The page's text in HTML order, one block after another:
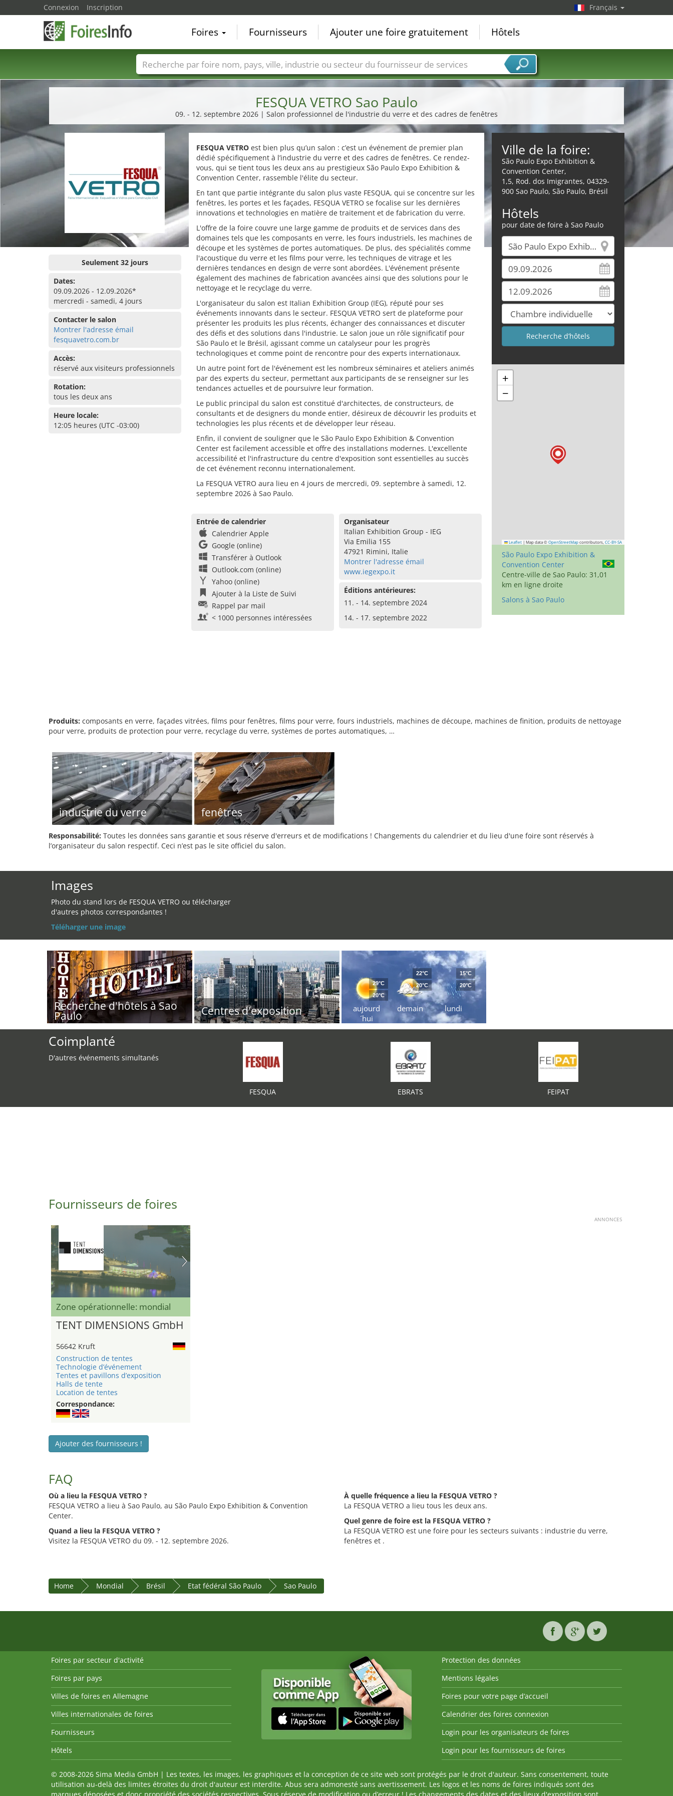
FESQUA VETRO Sao Paulo
09. - 12. septembre 2026 | Salon professionnel de l'industrie du verre et des cadres de fenêtres
Seulement 32 jours
Dates:
09.09.2026 - 12.09.2026*
mercredi - samedi, 4 jours
Contacter le salon
Montrer l'adresse émail
fesquavetro.com.br
Accès:
réservé aux visiteurs professionnels
Rotation:
tous les deux ans
Heure locale:
12:05 heures (UTC -03:00)
FESQUA VETROest bien plus qu’un salon : c’est un événement de premier plan
dédié spécifiquement à l’industrie du verre et des cadres de fenêtres. Ce rendez-
vous, qui se tient tous les deux ans au prestigieux São Paulo Expo Exhibition &
Convention Center, rassemble l'élite du secteur.
En tant que partie intégrante du salon plus vaste FESQUA, qui se concentre sur les
fenêtres, les portes et les façades, FESQUA VETRO se focalise sur les dernières
innovations et technologies en matière de traitement et de fabrication du verre.
L'offre de la foire couvre une large gamme de produits et de services dans des
domaines tels que les composants en verre, les fours industriels, les machines de
découpe et les systèmes de portes automatiques. De plus, des spécialités comme
l'acoustique du verre et les films pour verre, les techniques de vitrage et les
dernières tendances en design de verre sont abordées. L'événement présente
également des machines de fabrication avancées ainsi que des solutions pour le
nettoyage et le recyclage du verre.
L'organisateur du salon est Italian Exhibition Group (IEG), réputé pour ses
événements innovants dans le secteur. FESQUA VETRO sert de plateforme pour
présenter les produits les plus récents, échanger des connaissances et discuter
des défis et des solutions dans l'industrie. Le salon joue un rôle significatif pour
São Paulo et le Brésil, agissant comme un catalyseur pour les progrès
technologiques et comme point de rencontre pour des experts internationaux.
Un autre point fort de l'événement est les nombreux séminaires et ateliers animés
par des experts du secteur, permettant aux participants de se renseigner sur les
tendances actuelles et de poursuivre leur formation.
Le public principal du salon est constitué d'architectes, de constructeurs, de
consultants et de designers du monde entier, désireux de découvrir les produits et
technologies les plus récents et de développer leur réseau.
Enfin, il convient de souligner que le São Paulo Expo Exhibition & Convention
Center est facilement accessible et offre des installations modernes. L'excellente
accessibilité et l'infrastructure du centre d'exposition sont essentielles au succès
de cet événement reconnu internationalement.
La FESQUA VETRO aura lieu en 4 jours de mercredi, 09. septembre à samedi, 12.
septembre 2026 à Sao Paulo.
Entrée de calendrier
Calendrier Apple
Google (online)
Transférer à Outlook
Outlook.com (online)
Yahoo (online)
Ajouter à la Liste de Suivi
Rappel par mail
< 1000 personnes intéressées
Organisateur
Italian Exhibition Group - IEG
Via Emilia 155
47921 Rimini, Italie
Montrer l'adresse émail
www.iegexpo.it
Éditions antérieures:
11. - 14. septembre 2024
14. - 17. septembre 2022
Ville de la foire:
São Paulo Expo Exhibition &
Convention Center,
1,5, Rod. dos Imigrantes, 04329-
900 Sao Paulo, São Paulo, Brésil
Hôtels
pour date de foire à Sao Paulo
+
−
Leaflet | Map data © OpenStreetMap contributors, CC-BY-SA
São Paulo Expo Exhibition &
Convention Center
Centre-ville de Sao Paulo: 31,01
km en ligne droite
Salons à Sao Paulo
Produits: composants en verre, façades vitrées, films pour fenêtres, films pour verre, fours industriels, machines de découpe, machines de finition, produits de nettoyage
pour verre, produits de protection pour verre, recyclage du verre, systèmes de portes automatiques, …
industrie du verre fenêtres
Responsabilité: Toutes les données sans garantie et sous réserve d'erreurs et de modifications ! Changements du calendrier et du lieu d'une foire sont réservés à
l’organisateur du salon respectif. Ceci n’est pas le site officiel du salon.
Images
Photo du stand lors de FESQUA VETRO ou télécharger
d'autres photos correspondantes !
Téléharger une image
Recherche d'hôtels à Sao
Paulo Centres d'exposition
aujourd
´hui
29°C
20°C
demain
22°C
20°C
lundi
15°C
20°C
Coimplanté
D'autres événements simultanés
FESQUA EBRATS FEIPAT
Fournisseurs de foires
ANNONCES
Zone opérationnelle: mondial
TENT DIMENSIONS GmbH
56642 Kruft
Construction de tentes
Technologie d’événement
Tentes et pavillons d’exposition
Halls de tente
Location de tentes
Correspondance:
Ajouter des fournisseurs !
FAQ
Où a lieu la FESQUA VETRO ?
FESQUA VETRO a lieu à Sao Paulo, au São Paulo Expo Exhibition & Convention
Center.
Quand a lieu la FESQUA VETRO ?
Visitez la FESQUA VETRO du 09. - 12. septembre 2026.
À quelle fréquence a lieu la FESQUA VETRO ?
La FESQUA VETRO a lieu tous les deux ans.
Quel genre de foire est la FESQUA VETRO ?
La FESQUA VETRO est une foire pour les secteurs suivants : industrie du verre,
fenêtres et .
Home Mondial Brésil Etat fédéral São Paulo Sao Paulo
Connexion Inscription Français
Foires Fournisseurs Ajouter une foire gratuitement Hôtels
Foire noms Pays Villes Secteurs de foire Secteurs du fournisseur de services
Foires par secteur d'activité
Foires par pays
Villes de foires en Allemagne
Villes internationales de foires
Fournisseurs
Hôtels
Protection des données
Mentions légales
Foires pour votre page d’accueil
Calendrier des foires connexion
Login pour les organisateurs de foires
Login pour les fournisseurs de foires
© 2008-2026 Sima Media GmbH | Les textes, les images, les graphiques et la conception de ce site web sont protégés par le droit d'auteur. Sans consentement, toute
utilisation au-delà des limites étroites du droit d'auteur est interdite. Abus sera admonesté sans avertissement. Les logos et les noms de foires indiqués sont des